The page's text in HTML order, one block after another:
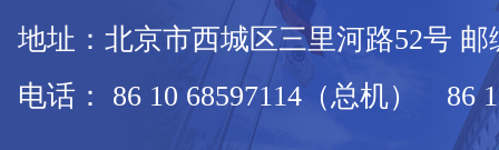
地址：北京市西城区三里河路52号 邮
电话： 86 10 68597114（总机） 86